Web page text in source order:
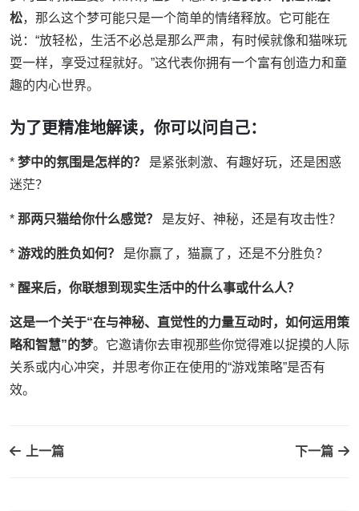
松，那么这个梦可能只是一个简单的情绪释放。它可能在
说：“放轻松，生活不必总是那么严肃，有时候就像和猫咪玩
耍一样，享受过程就好。”这代表你拥有一个富有创造力和童
趣的内心世界。
为了更精准地解读，你可以问自己：
* 梦中的氛围是怎样的？
是紧张刺激、有趣好玩，还是困惑
迷茫？
* 那两只猫给你什么感觉？ 是友好、神秘，还是有攻击性？
* 游戏的胜负如何？ 是你赢了，猫赢了，还是不分胜负？
* 醒来后，你联想到现实生活中的什么事或什么人？
这是一个关于“在与神秘、直觉性的力量互动时，如何运用策
略和智慧”的梦。它邀请你去审视那些你觉得难以捉摸的人际
关系或内心冲突，并思考你正在使用的“游戏策略”是否有
效。
上一篇 下一篇